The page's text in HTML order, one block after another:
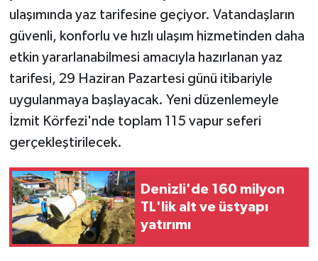
ulaşımında yaz tarifesine geçiyor. Vatandaşların
güvenli, konforlu ve hızlı ulaşım hizmetinden daha
etkin yararlanabilmesi amacıyla hazırlanan yaz
tarifesi, 29 Haziran Pazartesi günü itibariyle
uygulanmaya başlayacak. Yeni düzenlemeyle
İzmit Körfezi'nde toplam 115 vapur seferi
gerçekleştirilecek.
Denizli'de 160 milyon
TL'lik alt ve üstyapı
yatırımı